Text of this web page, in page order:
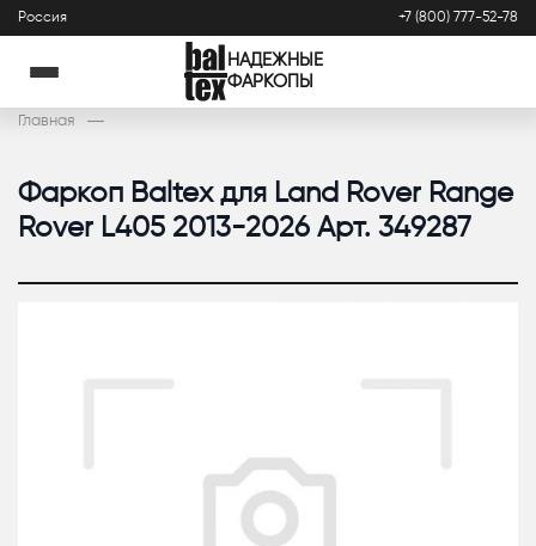
Россия +7 (800) 777-52-78
НАДЕЖНЫЕ
ФАРКОПЫ
Главная
Фаркоп Baltex для Land Rover Range
Rover L405 2013-2026 Арт. 349287